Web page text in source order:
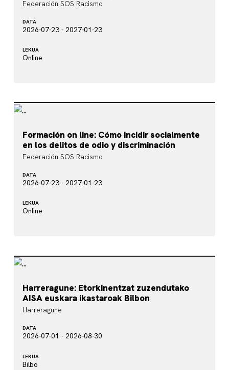
Federación SOS Racismo
DATA
2026-07-23 - 2027-01-23
LEKUA
Online
Formación on line: Cómo incidir socialmente
en los delitos de odio y discriminación
Federación SOS Racismo
DATA
2026-07-23 - 2027-01-23
LEKUA
Online
Harreragune: Etorkinentzat zuzendutako
AISA euskara ikastaroak Bilbon
Harreragune
DATA
2026-07-01 - 2026-08-30
LEKUA
Bilbo